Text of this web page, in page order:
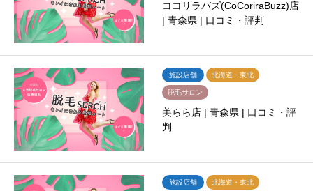
ココリラバズ(CoCoriraBuzz)店
| 青森県 | 口コミ・評判
施設店舗 北海道・東北
脱毛サロン
美らら店 | 青森県 | 口コミ・評
判
施設店舗 北海道・東北